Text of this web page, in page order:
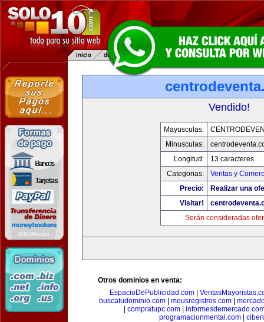
Vendido!
Mayusculas:
Minusculas:
Longitud:
13 caracteres
Categorias:
Ventas y
Precio:
Realizar una
Visitar!
Serán consideradas
Otros dominios en venta:
EspacioDePublicidad.com
buscatudominio.com
meusregistros.com
compratupc.com
programacionmental.com